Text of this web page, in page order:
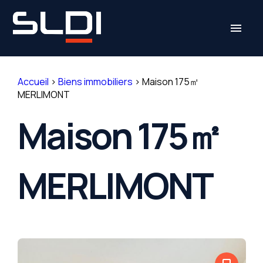
menu
Accueil > Biens immobiliers > Maison 175㎡
MERLIMONT
Maison 175㎡
MERLIMONT